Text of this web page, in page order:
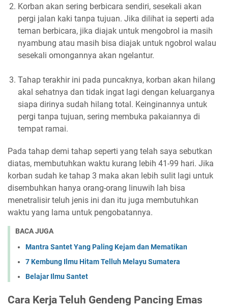
Korban akan sering berbicara sendiri, sesekali akan
pergi jalan kaki tanpa tujuan. Jika dilihat ia seperti ada
teman berbicara, jika diajak untuk mengobrol ia masih
nyambung atau masih bisa diajak untuk ngobrol walau
sesekali omongannya akan ngelantur.
Tahap terakhir ini pada puncaknya, korban akan hilang
akal sehatnya dan tidak ingat lagi dengan keluarganya
siapa dirinya sudah hilang total. Keinginannya untuk
pergi tanpa tujuan, sering membuka pakaiannya di
tempat ramai.
Pada tahap demi tahap seperti yang telah saya sebutkan
diatas, membutuhkan waktu kurang lebih 41-99 hari. Jika
korban sudah ke tahap 3 maka akan lebih sulit lagi untuk
disembuhkan hanya orang-orang linuwih lah bisa
menetralisir teluh jenis ini dan itu juga membutuhkan
waktu yang lama untuk pengobatannya.
BACA JUGA
Mantra Santet Yang Paling Kejam dan Mematikan
7 Kembung Ilmu Hitam Telluh Melayu Sumatera
Belajar Ilmu Santet
Cara Kerja Teluh Gendeng Pancing Emas